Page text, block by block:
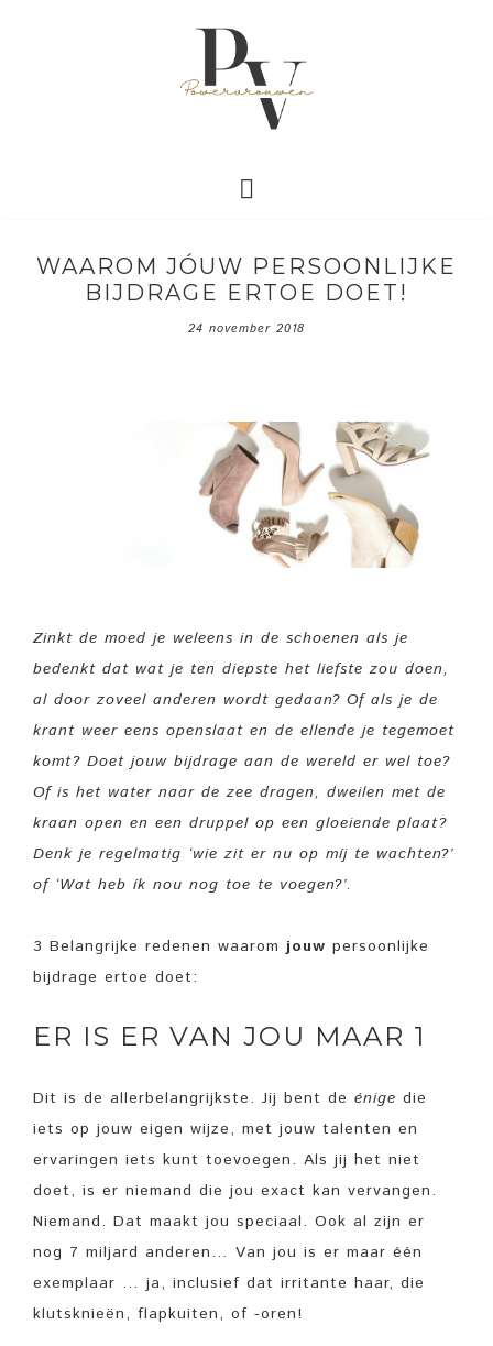
WAAROM JÓUW PERSOONLIJKE
BIJDRAGE ERTOE DOET!
24 november 2018
Zinkt de moed je weleens in de schoenen als je
bedenkt dat wat je ten diepste het liefste zou doen,
al door zoveel anderen wordt gedaan? Of als je de
krant weer eens openslaat en de ellende je tegemoet
komt? Doet jouw bijdrage aan de wereld er wel toe?
Of is het water naar de zee dragen, dweilen met de
kraan open en een druppel op een gloeiende plaat?
Denk je regelmatig ‘wie zit er nu op míj te wachten?’
of ‘Wat heb ík nou nog toe te voegen?’.
3 Belangrijke redenen waarom jouw persoonlijke
bijdrage ertoe doet:
ER IS ER VAN JOU MAAR 1
Dit is de allerbelangrijkste. Jij bent de énige die
iets op jouw eigen wijze, met jouw talenten en
ervaringen iets kunt toevoegen. Als jij het niet
doet, is er niemand die jou exact kan vervangen.
Niemand. Dat maakt jou speciaal. Ook al zijn er
nog 7 miljard anderen… Van jou is er maar één
exemplaar … ja, inclusief dat irritante haar, die
klutsknieën, flapkuiten, of -oren!